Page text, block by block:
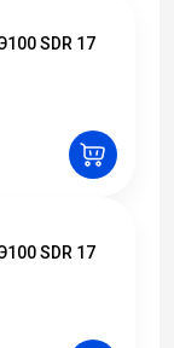
SDR 17
SDR 17